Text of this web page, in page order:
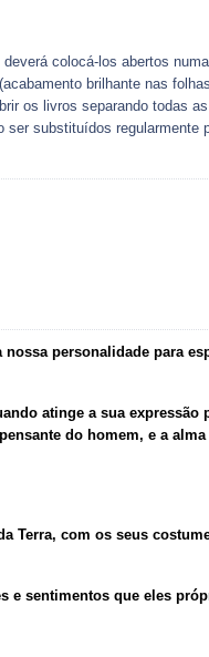
colocá-los abertos
brilhante nas
os livros separando todas
ser substituídos regularmente
personalidade para
atinge a sua expressão
do homem, e a
Terra, com os seus
e sentimentos que eles